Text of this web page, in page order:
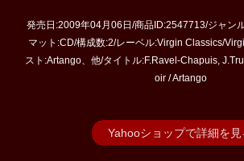
発売日:2009年04月06日/商品ID:2547713/ジャン
マット:CD/構成数:2/レーベル:Virgin Classics/
スト:Artango、他/タイトル:F.Ravel-Chapuis,
oir / Artango
Yahooショップで詳細を見